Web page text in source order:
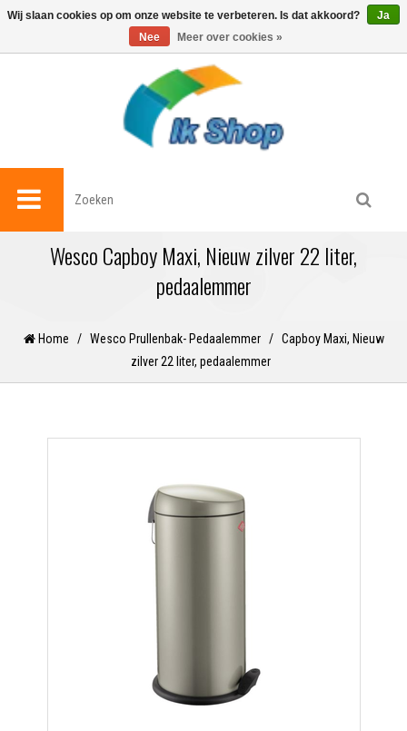
0
Wesco Capboy Maxi, Nieuw zilver 22 liter,
pedaalemmer
Home / Wesco Prullenbak- Pedaalemmer / Capboy Maxi, Nieuw
zilver 22 liter, pedaalemmer
Wij slaan cookies op om onze website te verbeteren. Is dat akkoord?
Ja
Nee
Meer over cookies »